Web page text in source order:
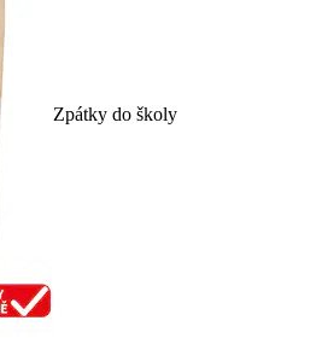
Zpátky do školy